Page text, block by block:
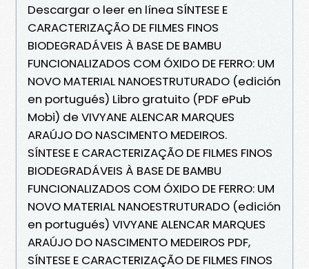
Descargar o leer en línea SÍNTESE E
CARACTERIZAÇÃO DE FILMES FINOS
BIODEGRADÁVEIS À BASE DE BAMBU
FUNCIONALIZADOS COM ÓXIDO DE FERRO: UM
NOVO MATERIAL NANOESTRUTURADO (edición
en portugués) Libro gratuito (PDF ePub
Mobi) de VIVYANE ALENCAR MARQUES
ARAÚJO DO NASCIMENTO MEDEIROS.
SÍNTESE E CARACTERIZAÇÃO DE FILMES FINOS
BIODEGRADÁVEIS À BASE DE BAMBU
FUNCIONALIZADOS COM ÓXIDO DE FERRO: UM
NOVO MATERIAL NANOESTRUTURADO (edición
en portugués) VIVYANE ALENCAR MARQUES
ARAÚJO DO NASCIMENTO MEDEIROS PDF,
SÍNTESE E CARACTERIZAÇÃO DE FILMES FINOS